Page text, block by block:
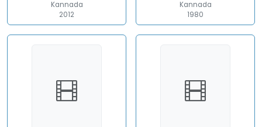
Kannada
2012
Kannada
1980